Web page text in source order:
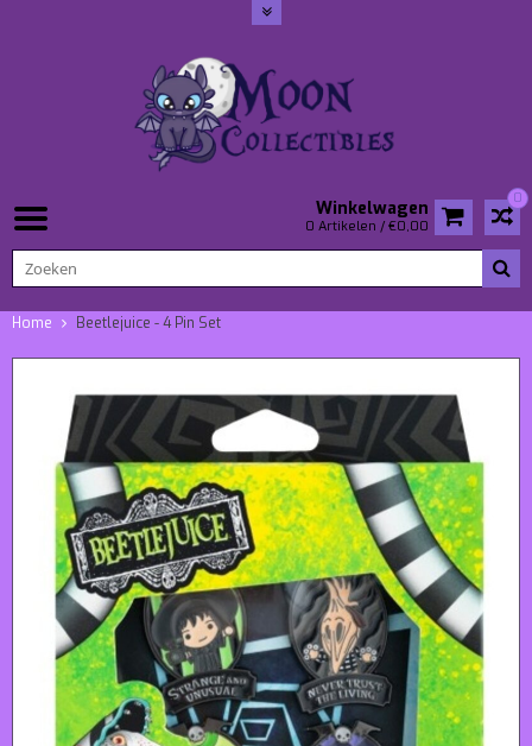
0
Winkelwagen
0 Artikelen / €0,00
Home Beetlejuice - 4 Pin Set